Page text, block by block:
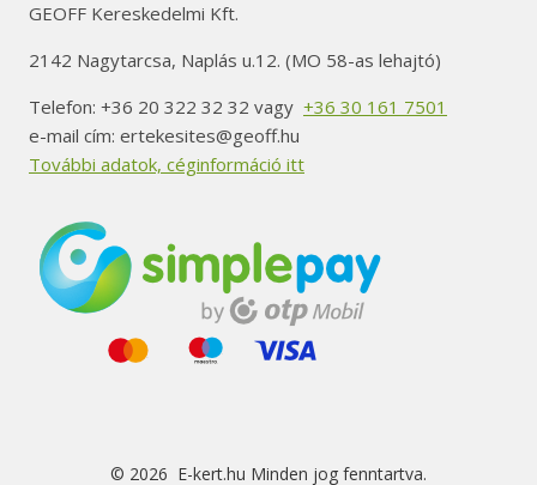
GEOFF Kereskedelmi Kft.
2142 Nagytarcsa, Naplás u.12. (MO 58-as lehajtó)
Telefon: +36 20 322 32 32 vagy +36 30 161 7501
e-mail cím: ertekesites@geoff.hu
További adatok, céginformáció itt
© 2026 E-kert.hu Minden jog fenntartva.